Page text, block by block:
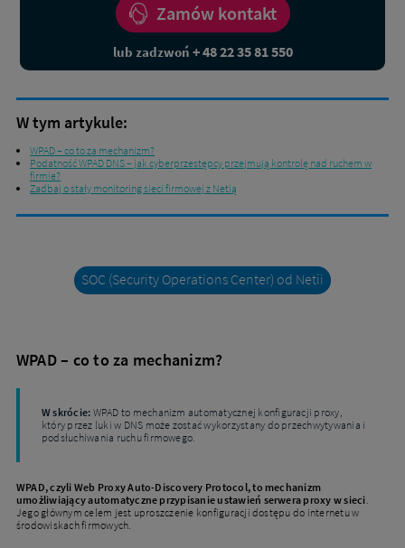
Zamów kontakt
lub zadzwoń + 48 22 35 81 550
W tym artykule:
WPAD – co to za mechanizm?
Podatność WPAD DNS – jak cyberprzestępcy przejmują kontrolę nad ruchem w
firmie?
Zadbaj o stały monitoring sieci firmowej z Netią
SOC (Security Operations Center) od Netii
WPAD – co to za mechanizm?
W skrócie: WPAD to mechanizm automatycznej konfiguracji proxy,
który przez luki w DNS może zostać wykorzystany do przechwytywania i
podsłuchiwania ruchu firmowego.
WPAD, czyli Web Proxy Auto-Discovery Protocol, to mechanizm
umożliwiający automatyczne przypisanie ustawień serwera proxy w sieci
Jego głównym celem jest uproszczenie konfiguracji dostępu do internetu w
środowiskach firmowych.